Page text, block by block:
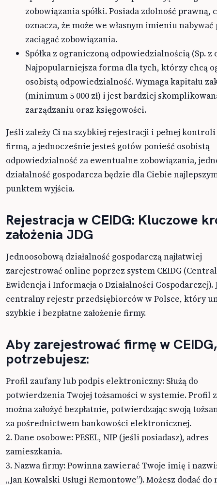
zobowiązania spółki. Posiada zdolność prawną,
oznacza, że może we własnym imieniu
zaciągać zobowiązania.
Spółka z ograniczoną odpowiedzialnością (Sp. z
Najpopularniejsza forma dla tych, którzy chcą
osobistą odpowiedzialność. Wymaga kapitału
(minimum 5 000 zł) i jest bardziej
zarządzaniu oraz księgowości.
Jeśli zależy Ci na szybkiej rejestracji i pełnej kontroli
firmą, a jednocześnie jesteś gotów ponieść osobistą
odpowiedzialność za ewentualne zobowiązania,
działalność gospodarcza będzie dla Ciebie
punktem wyjścia.
Rejestracja w CEIDG: Kluczowe
założenia JDG
Jednoosobową działalność gospodarczą najłatwiej
zarejestrować online poprzez system CEIDG
Ewidencja i Informacja o Działalności Gospodarczej).
centralny rejestr przedsiębiorców w Polsce, który
szybkie i bezpłatne założenie firmy.
Aby zarejestrować firmę w CEIDG,
potrzebujesz:
Profil zaufany lub podpis elektroniczny: Służą do
potwierdzenia Twojej tożsamości w systemie. Profil
można założyć bezpłatnie, potwierdzając swoją
za pośrednictwem bankowości elektronicznej.
2. Dane osobowe: PESEL, NIP (jeśli posiadasz), adres
zamieszkania.
3. Nazwa firmy: Powinna zawierać Twoje imię i
„Jan Kowalski Usługi Remontowe”). Możesz dodać do